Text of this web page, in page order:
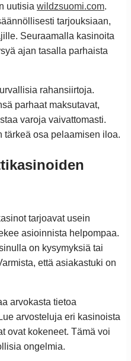
uutisia wildzsuomi.com.
tarjouksiaan,
Seuraamalla kasinoita
ajan tasalla parhaista
rahansiirtoja.
parhaat maksutavat,
varoja vaivattomasti.
tärkeä osa pelaamisen iloa.
tarjoavat usein
asioinnista helpompaa.
on kysymyksiä tai
että asiakastuki on
arvokasta tietoa
arvosteluja eri kasinoista
ovat kokeneet. Tämä voi
ongelmia.